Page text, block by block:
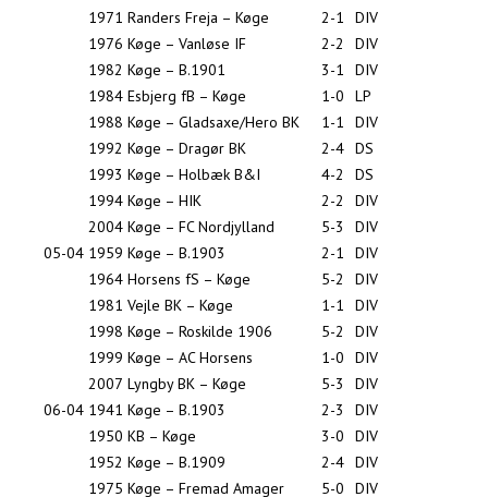
1971 Randers Freja – Køge 2-1
DIV
1976 Køge – Vanløse IF 2-2
DIV
1982 Køge – B.1901 3-1
DIV
1984 Esbjerg fB – Køge 1-0
LP
1988 Køge – Gladsaxe/Hero BK 1-1
DIV
1992 Køge – Dragør BK 2-4 DS
1993 Køge – Holbæk B&I 4-2
DS
1994 Køge – HIK 2-2
DIV
2004 Køge – FC Nordjylland 5-3
DIV
05-04 1959 Køge – B.1903 2-1
DIV
1964 Horsens fS – Køge 5-2
DIV
1981 Vejle BK – Køge 1-1
DIV
1998 Køge – Roskilde 1906 5-2
DIV
1999 Køge – AC Horsens 1-0
DIV
2007 Lyngby BK – Køge 5-3
DIV
06-04 1941 Køge – B.1903 2-3
DIV
1950 KB – Køge 3-0
DIV
1952 Køge – B.1909 2-4 DIV
1975 Køge – Fremad Amager 5-0
DIV